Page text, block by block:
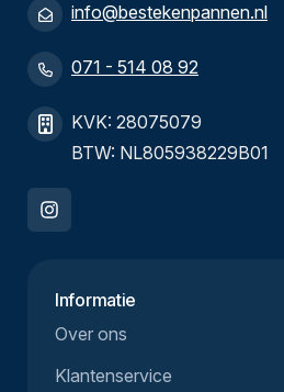
info@bestekenpannen.nl
071 - 514 08 92
KVK: 28075079
BTW: NL805938229B01
Informatie
Over ons
Klantenservice